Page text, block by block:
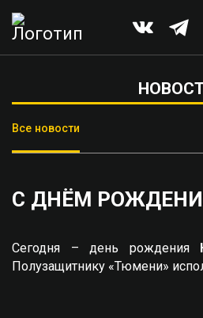
Все новости
С ДНЁМ
Сегодня – день рождения
Полузащитнику «Тюмени»